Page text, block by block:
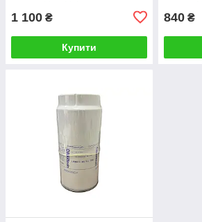
1 100 ₴
Купити
840 ₴